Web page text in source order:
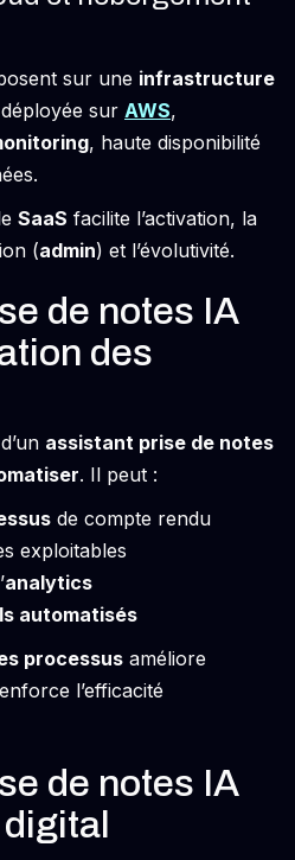
sur une infrastructure
sur AWS,
, haute disponibilité
SaaS facilite l’activation, la
(admin) et l’évolutivité.
de notes IA
des
assistant prise de notes
. Il peut :
de compte rendu
exploitables
analytics
automatisés
processus améliore
l’efficacité
de notes IA